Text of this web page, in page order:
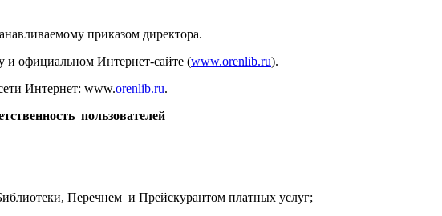
приказом директора.
и официальном Интернет-сайте (www.orenlib.ru).
Интернет: www.orenlib.ru.
пользователей
Перечнем и Прейскурантом платных услуг;